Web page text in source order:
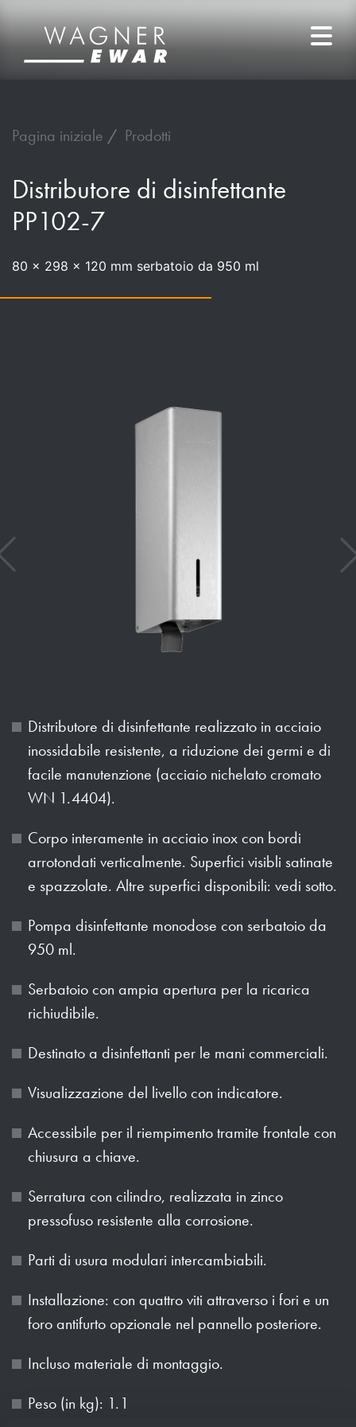
Pagina iniziale Prodotti
Distributore di disinfettante
PP102-7
80 x 298 x 120 mm serbatoio da 950 ml
Distributore di disinfettante realizzato in acciaio
inossidabile resistente, a riduzione dei germi e di
facile manutenzione (acciaio nichelato cromato
WN 1.4404).
Corpo interamente in acciaio inox con bordi
arrotondati verticalmente. Superfici visibli satinate
e spazzolate. Altre superfici disponibili: vedi sotto.
Pompa disinfettante monodose con serbatoio da
950 ml.
Serbatoio con ampia apertura per la ricarica
richiudibile.
Destinato a disinfettanti per le mani commerciali.
Visualizzazione del livello con indicatore.
Accessibile per il riempimento tramite frontale con
chiusura a chiave.
Serratura con cilindro, realizzata in zinco
pressofuso resistente alla corrosione.
Parti di usura modulari intercambiabili.
Installazione: con quattro viti attraverso i fori e un
foro antifurto opzionale nel pannello posteriore.
Incluso materiale di montaggio.
Peso (in kg): 1.1